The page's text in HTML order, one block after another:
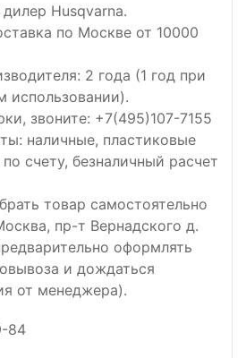
Husqvarna.
по Москве от 10000
2 года (1 год при
использовании).
звоните: +7(495)107-7155
наличные, пластиковые
счету, безналичный расчет
товар самостоятельно
пр-т Вернадского д.
оформлять
и дождаться
от менеджера).
84